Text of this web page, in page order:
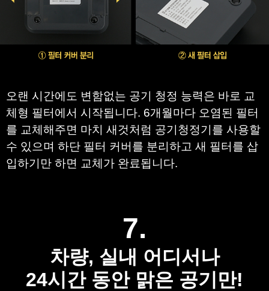
오랜 시간에도 변함없는 공기 청정 능력은 바로 교
체형 필터에서 시작됩니다. 6개월마다 오염된 필터
를 교체해주면 마치 새것처럼 공기청정기를 사용할
수 있으며 하단 필터 커버를 분리하고 새 필터를 삽
입하기만 하면 교체가 완료됩니다.
7.
차량, 실내 어디서나
24시간 동안 맑은 공기만!